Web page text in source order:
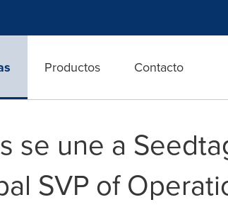
Productos Contacto
se une a
SVP of